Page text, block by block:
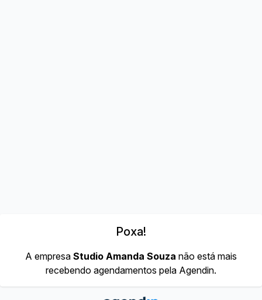
Poxa!
A empresa Studio Amanda Souza não está mais
recebendo agendamentos pela Agendin.